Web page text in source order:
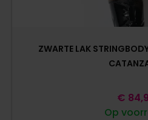
ZWARTE LAK
Op
€